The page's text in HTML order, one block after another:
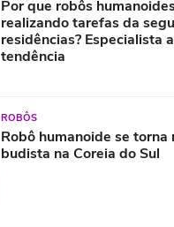
Por que robôs
realizando tarefas da
residências? Especialista
tendência
ROBÔS
Robô humanoide se torna
budista na Coreia do Sul